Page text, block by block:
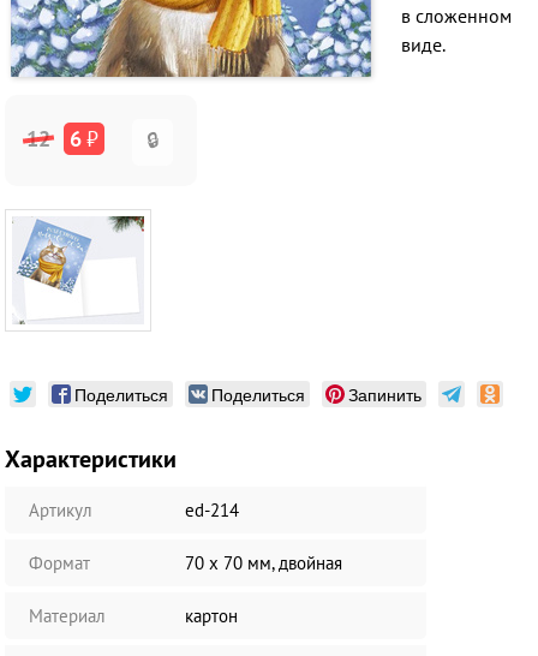
в сложенном
виде.
12 6₽ 🔒
Поделиться Поделиться Запинить
Характеристики
Артикул ed-214
Формат 70 х 70 мм, двойная
Материал картон